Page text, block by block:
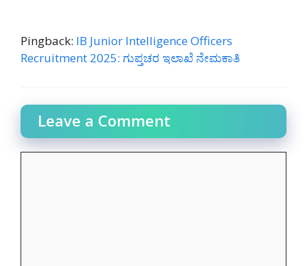
Pingback: IB Junior Intelligence Officers
Recruitment 2025: ಗುಪ್ತಚರ ಇಲಾಖೆ ನೇಮಕಾತಿ
Leave a Comment